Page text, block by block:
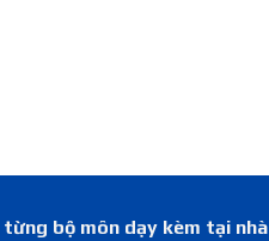
từng bộ môn dạy kèm tại nhà